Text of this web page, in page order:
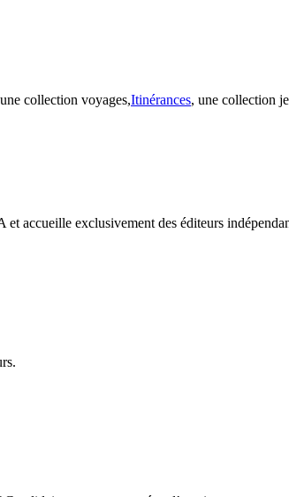
collection voyages,Itinérances, une collection
accueille exclusivement des éditeurs